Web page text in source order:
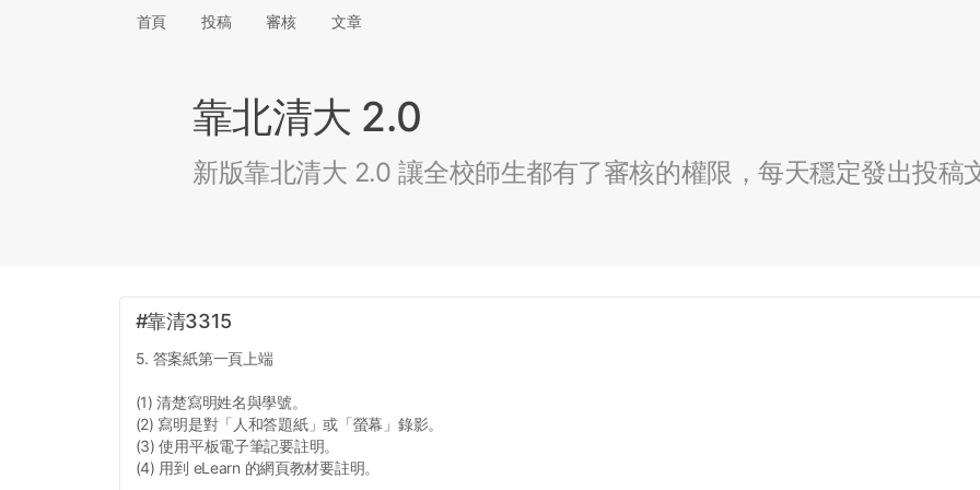
首頁 投稿 審核 文章
靠北清大 2.0
新版靠北清大 2.0 讓全校師生都有了審核的權限，每天穩定發出投稿
#靠清3315
5. 答案紙第一頁上端
(1) 清楚寫明姓名與學號。
(2) 寫明是對「人和答題紙」或「螢幕」錄影。
(3) 使用平板電子筆記要註明。
(4) 用到 eLearn 的網頁教材要註明。